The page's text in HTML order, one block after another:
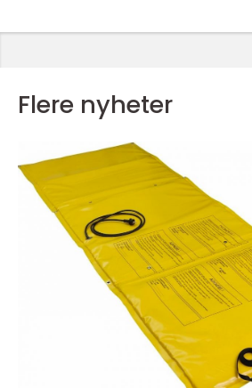
Flere nyheter